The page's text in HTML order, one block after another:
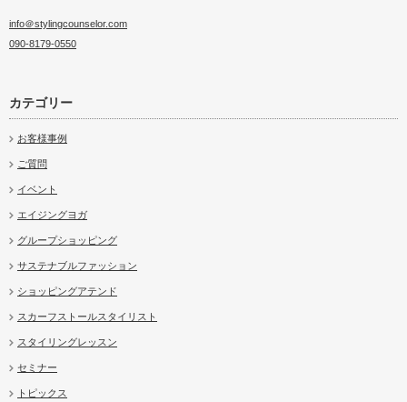
info＠stylingcounselor.com
090-8179-0550
カテゴリー
お客様事例
ご質問
イベント
エイジングヨガ
グループショッピング
サステナブルファッション
ショッピングアテンド
スカーフストールスタイリスト
スタイリングレッスン
セミナー
トピックス